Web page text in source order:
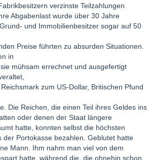
verzinste Teilzahlungen
Abgabenlast wurde über 30 Jahre
und Immobilienbesitzer sogar auf 50
Preise führten zu absurden Situationen.
in
mühsam errechnet und ausgefertigt
zum US-Dollar, Britischen Pfund
Die Reichen, die einen Teil ihres Geldes ins
oder denen der Staat längere
hatte, konnten selbst die höchsten
der Portokasse bezahlen. Geblutet hatte
Mann. Ihm nahm man viel von dem
hatte, während die, die ohnehin schon